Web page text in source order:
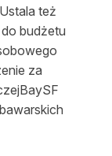
też
budżetu
za